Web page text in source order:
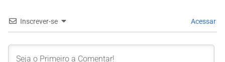
Inscrever-se Acessar